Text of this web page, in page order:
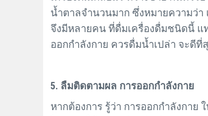
น้ำตาลจำนวนมาก ซึ่งหมายความว่า
จึงมีหลายคน ที่ดื่มเครื่องดื่มชนิดนี้ แ
ออกกำลังกาย ควรดื่มน้ำเปล่า จะดีที่
5. ลืมติดตามผล การออกกำลังกาย
หากต้องการ รู้ว่า การออกกำลังกา